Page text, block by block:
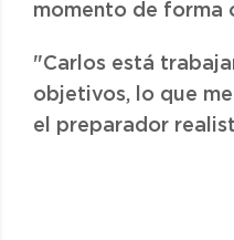
momento de forma
"Carlos está
objetivos, lo que
el preparador